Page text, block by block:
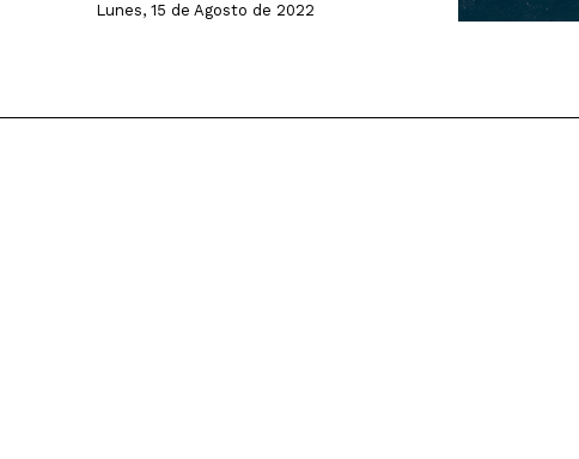
Lunes, 15 de Agosto de 2022